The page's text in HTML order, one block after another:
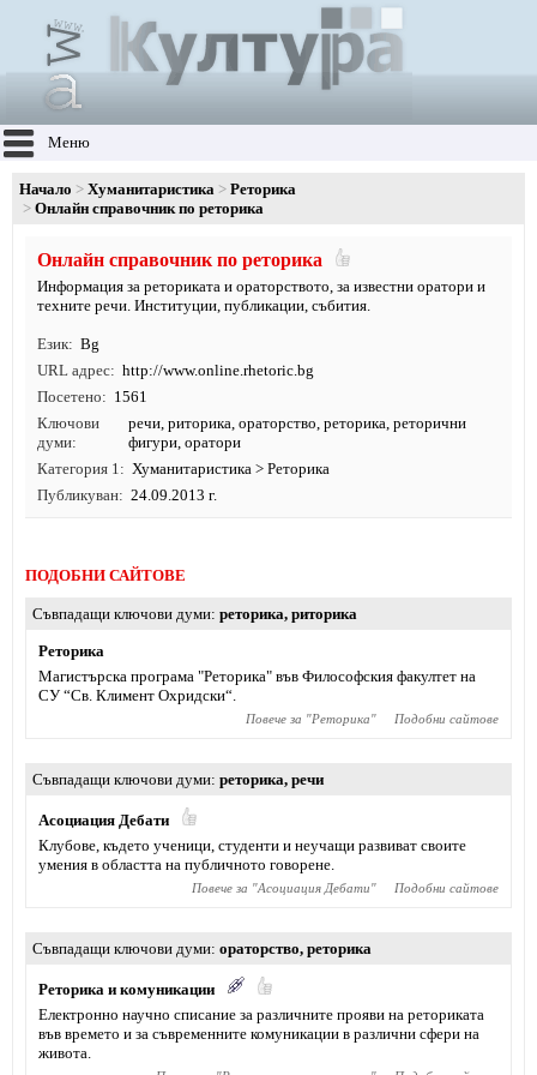
Меню
Начало Хуманитаристика
Реторика
Онлайн справочник по реторика
Онлайн справочник по реторика
Информация за реториката и ораторството, за известни оратори и
техните речи. Институции, публикации, събития.
Език
Bg
URL адрес
http://www.online.rhetoric.bg
Посетено
1561
Ключови
думи
речи,риторика,ораторство,реторика, реторични
фигури, оратори
Категория 1
Хуманитаристика > Реторика
Публикуван
24.09.2013 г.
ПОДОБНИ САЙТОВЕ
Съвпадащи ключови думи реторика, риторика
Реторика
Магистърска програма "Реторика" във Философския факултет на
СУ “Св. Климент Охридски“.
Повече за "Реторика" Подобни сайтове
Съвпадащи ключови думи реторика, речи
Асоциация Дебати
Клубове, където ученици, студенти и неучащи развиват своите
умения в областта на публичното говорене.
Повече за "Асоциация Дебати" Подобни сайтове
Съвпадащи ключови думи ораторство, реторика
Реторика и комуникации
Електронно научно списание за различните прояви на реториката
във времето и за съвременните комуникации в различни сфери на
живота.